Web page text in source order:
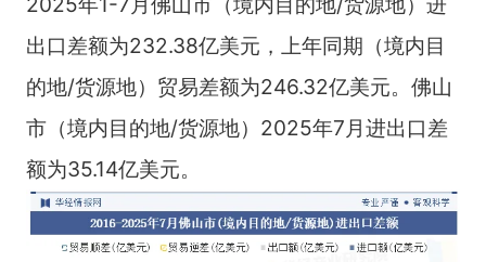
出口差额为232.38亿美元，上年同期（境内目
的地/货源地）贸易差额为246.32亿美元。佛山
市（境内目的地/货源地）2025年7月进出口差
额为35.14亿美元。